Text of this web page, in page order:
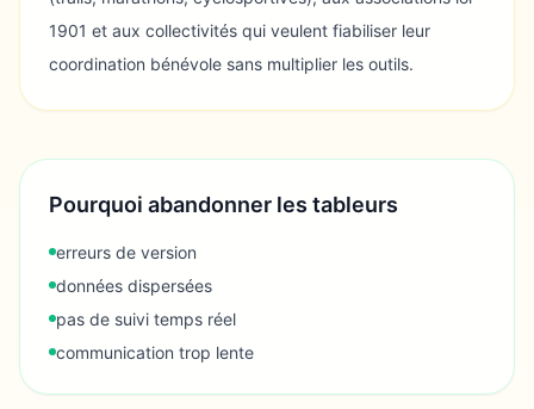
1901 et aux collectivités qui veulent fiabiliser leur
coordination bénévole sans multiplier les outils.
Pourquoi abandonner les tableurs
erreurs de version
données dispersées
pas de suivi temps réel
communication trop lente